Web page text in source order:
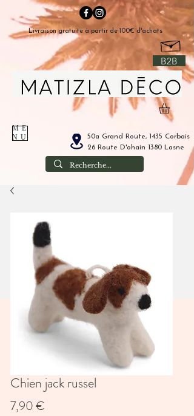
B2B
50a Grand Route, 1435 Corbais
26 Route D'ohain 1380 Lasne
ME
NU
Livraison gratuite à partir de 100€ d'achats
Chien jack russel
7,90 €